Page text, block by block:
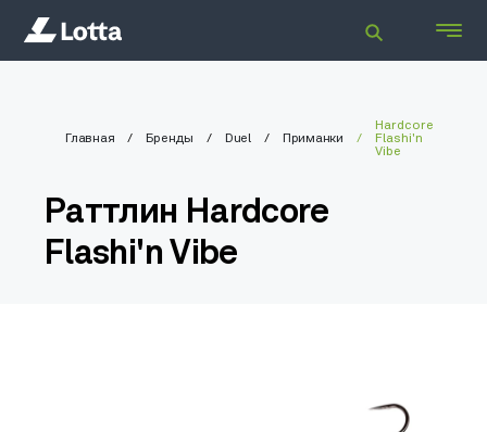
Главная Бренды Duel Приманки
Hardcore
Flashi'n
Vibe
Раттлин Hardcore
Flashi'n Vibe